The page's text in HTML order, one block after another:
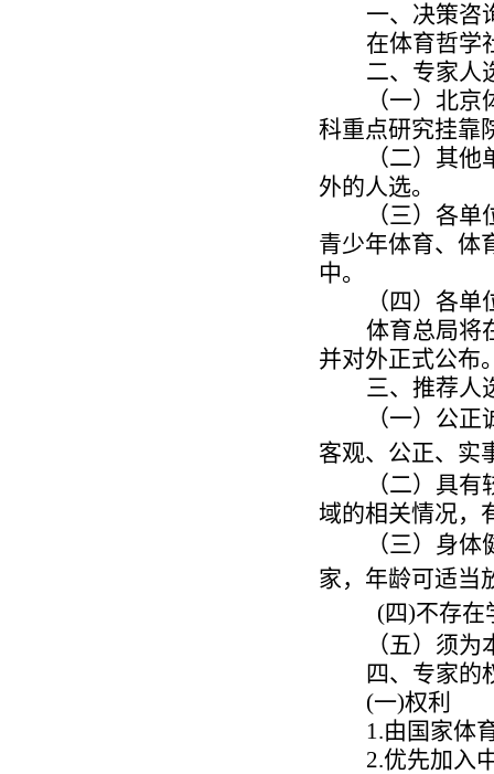
一、决策咨
在体育哲学
二、专家人
（一）北
科重点研究挂靠
（二）其
外的人选。
（三）各
青少年体育、体
中。
（四）各
体育总局将
并对外正式公布
三、推荐人
（一）公
客观、公正、实
（二）具
域的相关情况，
（三）身
家，年龄可适当
(四)不存在
（五）须
四、专家的
(一)权利
1.由国家体
2.优先加入